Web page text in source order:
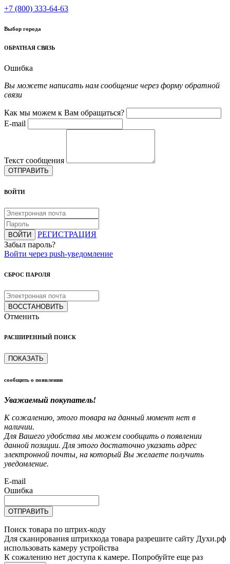
+7 (800) 333-64-63
Выбор города
ОБРАТНАЯ СВЯЗЬ
Ошибка
Вы можете написать нам сообщение через форму обратной
связи
Как мы можем к Вам обращаться?
E-mail
Текст сообщения
ОТПРАВИТЬ
ВОЙТИ
ВОЙТИ
РЕГИСТРАЦИЯ
Забыл пароль?
Войти через push-уведомление
СБРОС ПАРОЛЯ
ВОССТАНОВИТЬ
Отменить
РАСШИРЕННЫЙ ПОИСК
ПОКАЗАТЬ
сообщить о появлении
Уважаемый покупатель!
К сожалению, этого товара на данный момент нет в
наличии.
Для Вашего удобства мы можем сообщить о появлении
данной позиции. Для этого достаточно указать адрес
электронной почты, на который Вы желаете получить
уведомление.
E-mail
Ошибка
ОТПРАВИТЬ
Поиск товара по штрих-коду
Для сканирования штрихкода товара разрешите сайту Духи.рф
использовать камеру устройства
К сожалению нет доступа к камере. Попробуйте еще раз